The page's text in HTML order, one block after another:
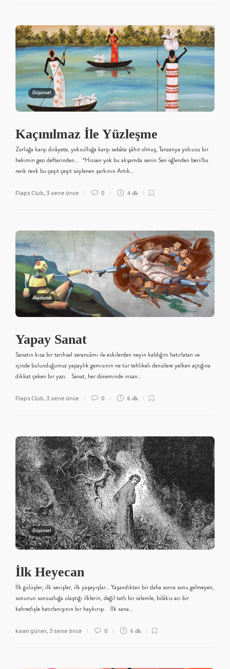
Düşünsel
Kaçınılmaz İle Yüzleşme
Zorluğa karşı dirâyete, yoksulluğa karşı sebâta şâhit olmuş, Tanzanya yolcusu bir
hekimin gezi defterinden… “Hissen yok bu akşamda senin Sen öğlenden beri/bu
renk renk bu çeşit çeşit söylenen şarkının Artık…
Flaps Club, 3 sene önce 0 4 dk
Akademik
Yapay Sanat
Sanatın kısa bir tarihsel serancâmı ile eskilerden neyin kaldığını hatırlatan ve
içinde bulunduğumuz yapaylık gemisinin ne tür tehlikeli denizlere yelken açtığına
dikkat çeken bir yazı. Sanat, her döneminde insan…
Flaps Club, 3 sene önce 0 6 dk
Düşünsel
İlk Heyecan
İlk gülüşler, ilk sevişler, ilk yaşayışlar… Yaşandıktan bir daha sonra sonu gelmeyen,
sonunun sonsuzluğa ulaştığı ilklerin, değil tatlı bir özlemle, bilâkis acı bir
kahredişle hatırlanışının bir haykırışı. İlk sana…
kaan güner, 3 sene önce 0 6 dk